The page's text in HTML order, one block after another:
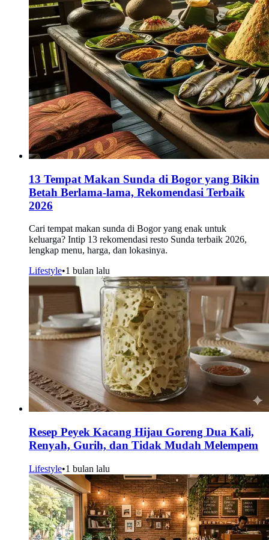
13 Tempat Makan Sunda di Bogor yang Bikin
Betah Berlama-lama, Rekomendasi Terbaik
2026
Cari tempat makan sunda di Bogor yang enak untuk
keluarga? Intip 13 rekomendasi resto Sunda terbaik 2026,
lengkap menu, harga, dan lokasinya.
Lifestyle•1 bulan lalu
Resep Peyek Kacang Hijau Goreng Dua Kali,
Renyah, Gurih, dan Tidak Mudah Melempem
Lifestyle•1 bulan lalu